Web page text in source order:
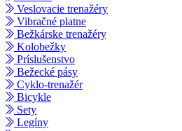
Veslovacie trenažéry
Vibračné platne
Bežkárske trenažéry
Kolobežky
Príslušenstvo
Bežecké pásy
Cyklo-trenažér
Bicykle
Sety
Legíny